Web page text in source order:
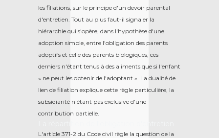
les filiations, sur le principe d'un devoir parental
d'entretien. Tout au plus faut-il signaler la
hiérarchie qui s'opère, dans l'hypothèse d'une
adoption simple, entre l'obligation des parents
adoptifs et celle des parents biologiques, ces
derniers n'étant tenus à des aliments que si l'enfant
« ne peut les obtenir de l'adoptant ». La dualité de
lien de filiation explique cette règle particulière, la
subsidiarité n'étant pas exclusive d'une
contribution partielle.
L'article 371-2 du Code civil règle la question de la